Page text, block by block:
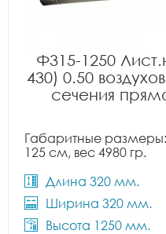
Ф315-1250
430) 0.50
сечения
Габаритные размеры:
125 см, вес 4980 гр.
Длина 320 мм.
Ширина 320 мм.
Высота 1250 мм.